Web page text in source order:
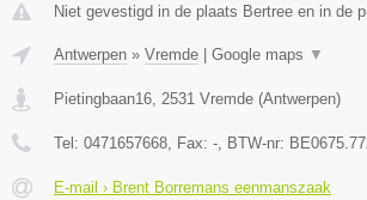
Niet gevestigd in de plaats Bertree en in de
Antwerpen » Vremde | Google maps ▼
Pietingbaan16 2531 Vremde (Antwerpen)
Tel: 0471657668 , Fax: - , BTW-nr:
E-mail › Brent Borremans eenmanszaak